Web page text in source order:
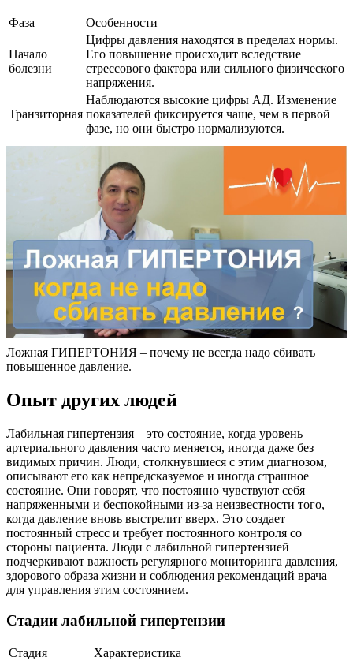
Фаза Особенности
Начало
болезни
Цифры давления находятся в пределах нормы.
Его повышение происходит вследствие
стрессового фактора или сильного физического
напряжения.
Транзиторная
Наблюдаются высокие цифры АД. Изменение
показателей фиксируется чаще, чем в первой
фазе, но они быстро нормализуются.
Ложная ГИПЕРТОНИЯ – почему не всегда надо сбивать
повышенное давление.
Опыт других людей
Лабильная гипертензия – это состояние, когда уровень
артериального давления часто меняется, иногда даже без
видимых причин. Люди, столкнувшиеся с этим диагнозом,
описывают его как непредсказуемое и иногда страшное
состояние. Они говорят, что постоянно чувствуют себя
напряженными и беспокойными из-за неизвестности того,
когда давление вновь выстрелит вверх. Это создает
постоянный стресс и требует постоянного контроля со
стороны пациента. Люди с лабильной гипертензией
подчеркивают важность регулярного мониторинга давления,
здорового образа жизни и соблюдения рекомендаций врача
для управления этим состоянием.
Стадии лабильной гипертензии
Стадия Характеристика